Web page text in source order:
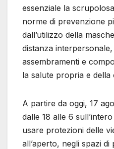
essenziale la
norme di prevenzione
dall’utilizzo della
distanza
assembramenti e
la salute propria e della
A partire da oggi, 17
dalle 18 alle 6
usare protezioni delle
all’aperto, negli spazi